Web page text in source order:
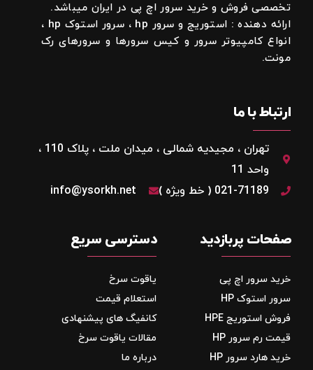
تخصصی فروش و خرید سرور اچ پی در ایران میباشد.
ارائه دهنده : استوریج و سرور hp ، سرور استوک hp ،
انواع کامپیوتر سرور و کیس سرورها و سرورهای رک
مونت.
ارتباط با ما
تهران ، مجیدیه شمالی ، میدان ملت ، پلاک 110 ،
واحد 11
021-71189 ( خط ویژه )
info@ysorkh.net
صفحات پربازدید
خرید سرور اچ پی
سرور استوک HP
فروش استوریج‌ HPE
قیمت رم سرور HP
خرید هارد سرور HP
دسترسی سریع
یاقوت سرخ
استعلام قیمت
کانفیگ های پیشنهادی
مقالات یاقوت سرخ
درباره ما